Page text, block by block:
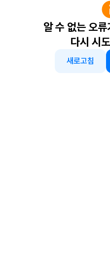
알 수 없는 오
다시 시
새로고침